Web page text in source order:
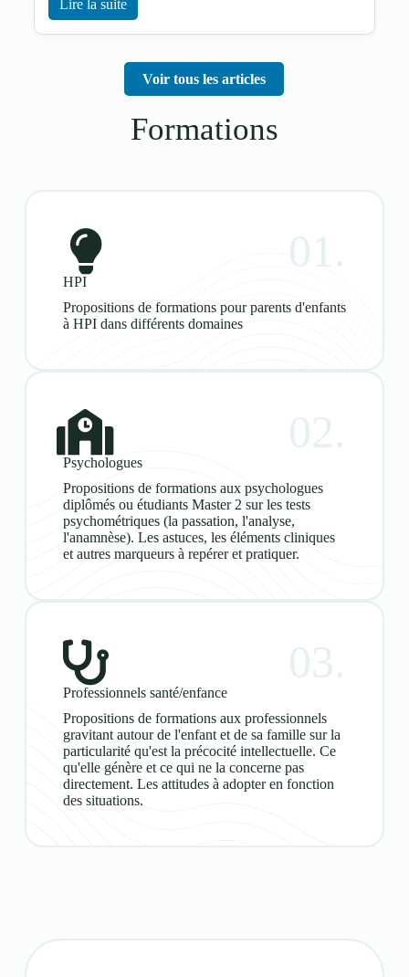
Lire la suite
Voir tous les articles
Formations
01.
HPI
Propositions de formations pour parents d'enfants
à HPI dans différents domaines
02.
Psychologues
Propositions de formations aux psychologues
diplômés ou étudiants Master 2 sur les tests
psychométriques (la passation, l'analyse,
l'anamnèse). Les astuces, les éléments cliniques
et autres marqueurs à repérer et pratiquer.
03.
Professionnels santé/enfance
Propositions de formations aux professionnels
gravitant autour de l'enfant et de sa famille sur la
particularité qu'est la précocité intellectuelle. Ce
qu'elle génère et ce qui ne la concerne pas
directement. Les attitudes à adopter en fonction
des situations.